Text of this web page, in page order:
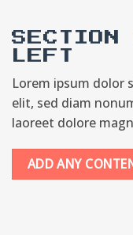
SECTION
LEFT
Lorem ipsum dolor
elit, sed diam
laoreet dolore
ADD ANY